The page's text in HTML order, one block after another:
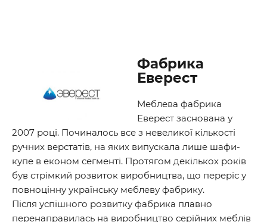
Фабрика
Еверест
Меблева фабрика
Еверест заснована у
2007 році. Починалось все з невеликої кількості
ручних верстатів, на яких випускала лише шафи-
купе в економ сегменті. Протягом декількох років
був стрімкий розвиток виробництва, що переріс у
повноцінну українську меблеву фабрику.
Після успішного розвитку фабрика плавно
перенаправилась на виробництво серійних меблів